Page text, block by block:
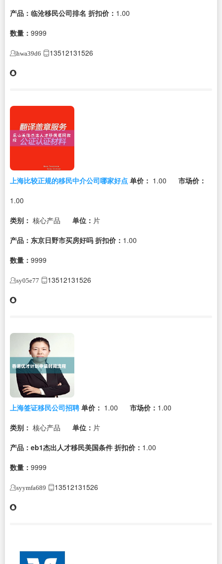
产品：临沧移民公司排名 折扣价： 1.00
数量： 9999
hwa39d6 13512131526
上海比较正规的移民中介公司哪家好点 单价： 1.00
市场价：
1.00
类别： 核心产品 单位： 片
产品：东京日野市买房好吗 折扣价： 1.00
数量： 9999
sy05e77 13512131526
上海签证移民公司招聘 单价： 1.00 市场价： 1.00
类别： 核心产品 单位： 片
产品：eb1杰出人才移民美国条件 折扣价： 1.00
数量： 9999
syymfa689 13512131526